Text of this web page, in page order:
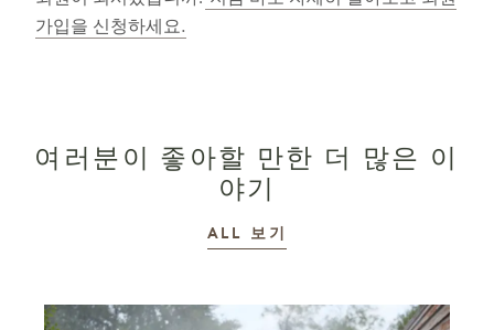
가입을 신청하세요.
여러분이 좋아할 만한 더 많은 이
야기
ALL 이야기
보기